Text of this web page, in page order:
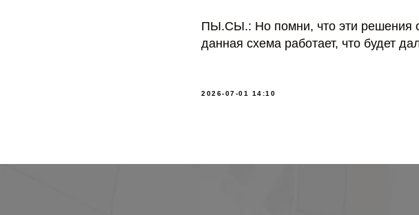
ПЫ.СЫ.: Но помни, что эти решения
данная схема работает, что будет
2026-07-01 14:10